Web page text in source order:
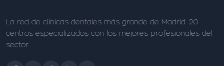
La red de clínicas dentales más grande de Madrid. 20
centros especializados con los mejores profesionales del
sector.